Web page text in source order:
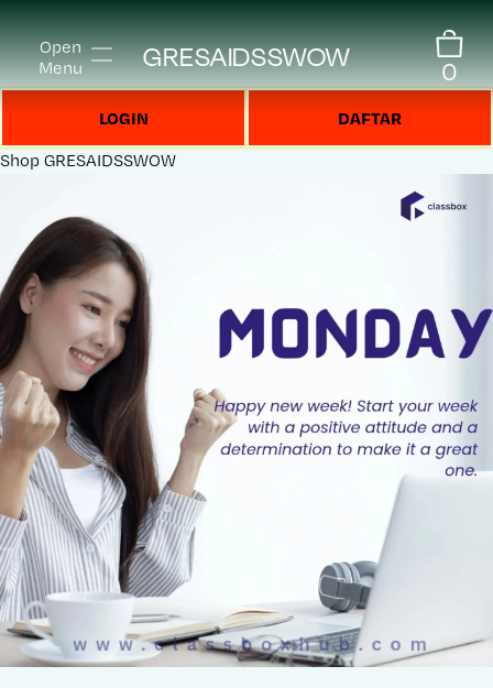
Open
Menu
GRESAIDSSWOW 0
LOGIN DAFTAR
Shop GRESAIDSSWOW